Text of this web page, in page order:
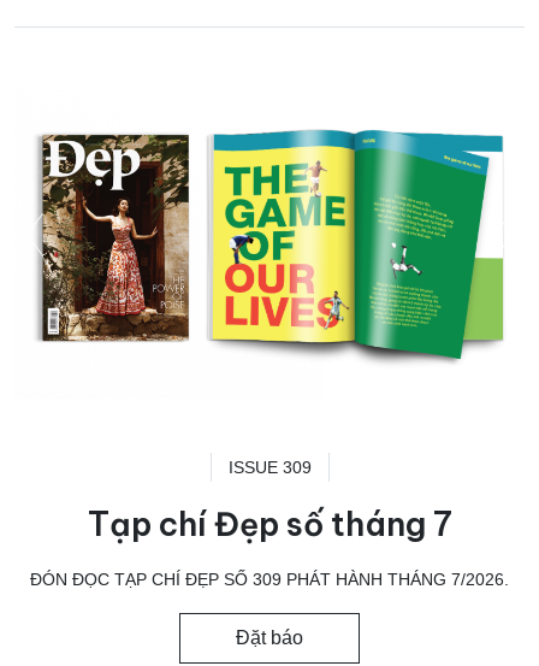
ISSUE 309
Tạp chí Đẹp số tháng 7
ĐÓN ĐỌC TẠP CHÍ ĐẸP SỐ 309 PHÁT HÀNH THÁNG 7/2026.
Đặt báo